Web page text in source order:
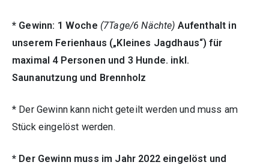
* Gewinn: 1 Woche (7Tage/6 Nächte) Aufenthalt in
unserem Ferienhaus („Kleines Jagdhaus“) für
maximal 4 Personen und 3 Hunde. inkl.
Saunanutzung und Brennholz
* Der Gewinn kann nicht geteilt werden und muss am
Stück eingelöst werden.
* Der Gewinn muss im Jahr 2022 eingelöst und